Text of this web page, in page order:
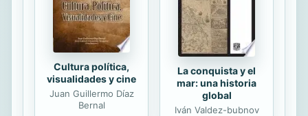
Cultura política,
visualidades y cine
Juan Guillermo Díaz
Bernal
La conquista y el
mar: una historia
global
Iván Valdez-bubnov